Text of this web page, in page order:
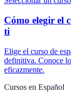
Cómo elegir el
ti
Elige el curso de
definitiva. Conoce
eficazmente.
Cursos en Español